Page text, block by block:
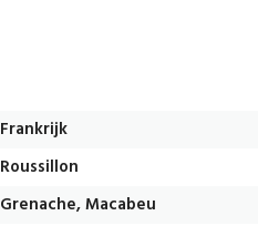
Frankrijk
Roussillon
Grenache, Macabeu